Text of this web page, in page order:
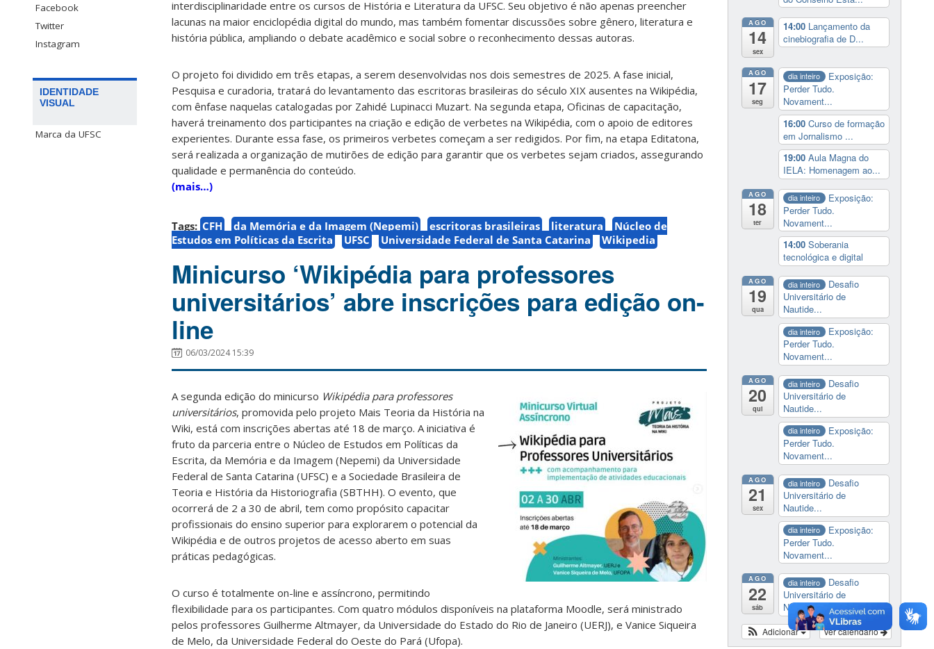
Facebook
Twitter
Instagram
IDENTIDADE
VISUAL
Marca da UFSC
interdisciplinaridade entre os cursos de História e Literatura da UFSC. Seu objetivo é não apenas preencher
lacunas na maior enciclopédia digital do mundo, mas também fomentar discussões sobre gênero, literatura e
história pública, ampliando o debate acadêmico e social sobre o reconhecimento dessas autoras.
O projeto foi dividido em três etapas, a serem desenvolvidas nos dois semestres de 2025. A fase inicial,
Pesquisa e curadoria, tratará do levantamento das escritoras brasileiras do século XIX ausentes na Wikipédia,
com ênfase naquelas catalogadas por Zahidé Lupinacci Muzart. Na segunda etapa, Oficinas de capacitação,
haverá treinamento dos participantes na criação e edição de verbetes na Wikipédia, com o apoio de editores
experientes. Durante essa fase, os primeiros verbetes começam a ser redigidos. Por fim, na etapa Editatona,
será realizada a organização de mutirões de edição para garantir que os verbetes sejam criados, assegurando
qualidade e permanência do conteúdo.
(mais…)
Tags: CFH da Memória e da Imagem (Nepemi) escritoras brasileiras literatura
Núcleo de
Estudos em Políticas da Escrita
UFSC Universidade Federal de Santa Catarina Wikipedia
Minicurso ‘Wikipédia para professores
universitários’ abre inscrições para edição on-
line
06/03/2024 15:39
A segunda edição do minicurso Wikipédia para professores
universitários, promovida pelo projeto Mais Teoria da História na
Wiki, está com inscrições abertas até 18 de março. A iniciativa é
fruto da parceria entre o Núcleo de Estudos em Políticas da
Escrita, da Memória e da Imagem (Nepemi) da Universidade
Federal de Santa Catarina (UFSC) e a Sociedade Brasileira de
Teoria e História da Historiografia (SBTHH). O evento, que
ocorrerá de 2 a 30 de abril, tem como propósito capacitar
profissionais do ensino superior para explorarem o potencial da
Wikipédia e de outros projetos de acesso aberto em suas
práticas pedagógicas.
O curso é totalmente on-line e assíncrono, permitindo
flexibilidade para os participantes. Com quatro módulos disponíveis na plataforma Moodle, será ministrado
pelos professores Guilherme Altmayer, da Universidade do Estado do Rio de Janeiro (UERJ), e Vanice Siqueira
de Melo, da Universidade Federal do Oeste do Pará (Ufopa).
AGO
14
sex
14:00 Lançamento da
cinebiografia de D...
AGO
17
seg
dia inteiro
Exposição:
Perder Tudo.
Novament...
16:00 Curso de formação
em Jornalismo ...
19:00 Aula Magna do
IELA: Homenagem ao...
AGO
18
ter
dia inteiro
Exposição:
Perder Tudo.
Novament...
14:00 Soberania
tecnológica e digital
AGO
19
qua
dia inteiro
Desafio
Universitário de
Nautide...
dia inteiro
Exposição:
Perder Tudo.
Novament...
AGO
20
qui
dia inteiro
Desafio
Universitário de
Nautide...
dia inteiro
Exposição:
Perder Tudo.
Novament...
AGO
21
sex
dia inteiro
Desafio
Universitário de
Nautide...
dia inteiro
Exposição:
Perder Tudo.
Novament...
AGO
22
sáb
dia inteiro
Desafio
Universitário de
Nautide...
Ver calendário
Adicionar